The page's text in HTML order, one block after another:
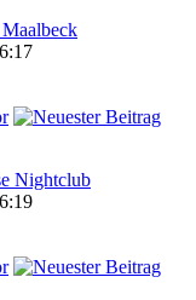
Nightclub